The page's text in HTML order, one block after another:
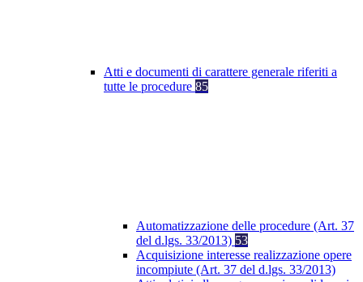
Atti e documenti di carattere generale riferiti a
tutte le procedure 85
Automatizzazione delle procedure (Art. 37
del d.lgs. 33/2013) 53
Acquisizione interesse realizzazione opere
incompiute (Art. 37 del d.lgs. 33/2013)